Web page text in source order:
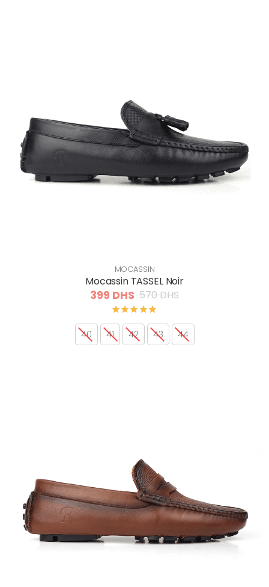
MOCASSIN
Mocassin TASSEL Noir
399 DHS 570 DHS
40 41 42 43 44